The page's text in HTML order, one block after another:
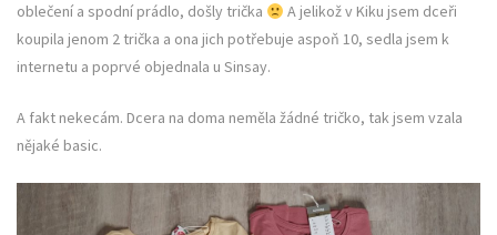
oblečení a spodní prádlo, došly trička
A jelikož v Kiku jsem dceři
koupila jenom 2 trička a ona jich potřebuje aspoň 10, sedla jsem k
internetu a poprvé objednala u Sinsay.
A fakt nekecám. Dcera na doma neměla žádné tričko, tak jsem vzala
nějaké basic.